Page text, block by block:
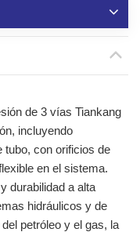
de 3 vías Tiankang
incluyendo
tubo, con orificios de
en el sistema.
durabilidad a alta
hidráulicos y de
petróleo y el gas, la